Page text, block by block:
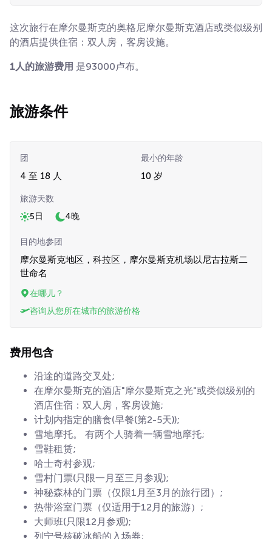
这次旅行在摩尔曼斯克的奥格尼摩尔曼斯克酒店或类似级别
的酒店提供住宿：双人房，客房设施。
1人的旅游费用 是93000卢布。
旅游条件
团
4 至 18 人
最小的年龄
10 岁
旅游天数
5日
4晚
目的地参团
摩尔曼斯克地区，科拉区，摩尔曼斯克机场以尼古拉斯二
世命名
在哪儿？
咨询从您所在城市的旅游价格
费用包含
沿途的道路交叉处;
在摩尔曼斯克的酒店"摩尔曼斯克之光"或类似级别的
酒店住宿：双人房，客房设施;
计划内指定的膳食(早餐(第2-5天));
雪地摩托。 有两个人骑着一辆雪地摩托;
雪鞋租赁;
哈士奇村参观;
雪村门票(只限一月至三月参观);
神秘森林的门票（仅限1月至3月的旅行团）;
热带浴室门票（仅适用于12月的旅游）;
大师班(只限12月参观);
列宁号核破冰船的入场券;